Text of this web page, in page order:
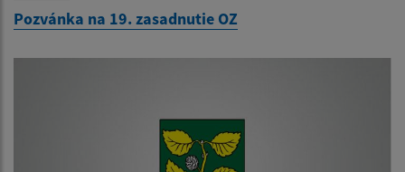
Pozvánka na 19. zasadnutie OZ